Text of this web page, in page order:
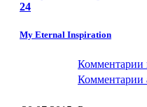
24
My Eternal Inspiration
Комментарии
Комментарии